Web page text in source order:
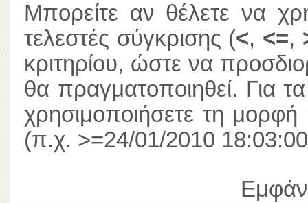
Μπορείτε αν θέλετε να
τελεστές σύγκρισης (<, <=,
κριτηρίου, ώστε να
θα πραγματοποιηθεί. Για
χρησιμοποιήσετε τη
(π.χ. >=24/01/2010